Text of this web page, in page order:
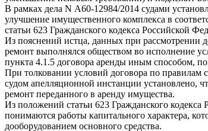
В рамках дела N А60-12984/2014 судами
улучшение имущественного комплекса в
статьи 623 Гражданского кодекса Российской
Из пояснений истца, данных при рассмотрении
ремонт выполнялся обществом во исполнение
пункта 4.1.5 договора аренды иным способом,
При толковании условий договора по правилам
судом апелляционной инстанции установлено,
ремонт переданного в аренду имущества.
Из положений статьи 623 Гражданского
понимаются работы капитального характера,
дооборудованием основного средства.